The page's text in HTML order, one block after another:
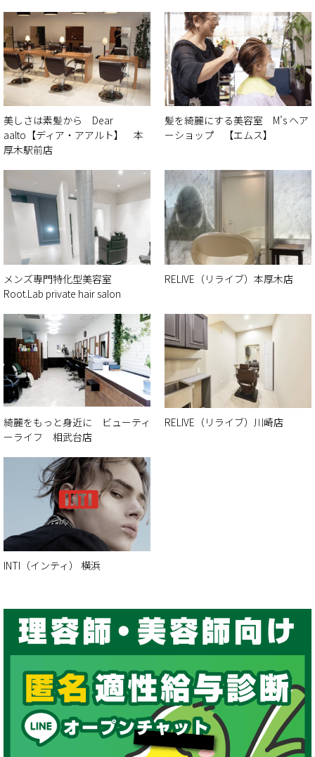
美しさは素髪から Dear
aalto【ディア・アアルト】 本
厚木駅前店
髪を綺麗にする美容室 M’s ヘア
ーショップ 【エムス】
メンズ専門特化型美容室
Root.Lab private hair salon
RELIVE（リライブ）本厚木店
綺麗をもっと身近に ビューティ
ーライフ 相武台店
RELIVE（リライブ）川崎店
INTI（インティ） 横浜